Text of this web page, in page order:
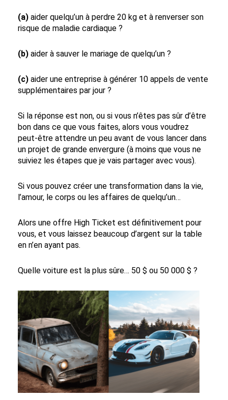
(a) aider quelqu’un à perdre 20 kg et à renverser son
risque de maladie cardiaque ?
(b) aider à sauver le mariage de quelqu’un ?
(c) aider une entreprise à générer 10 appels de vente
supplémentaires par jour ?
Si la réponse est non, ou si vous n’êtes pas sûr d’être
bon dans ce que vous faites, alors vous voudrez
peut-être attendre un peu avant de vous lancer dans
un projet de grande envergure (à moins que vous ne
suiviez les étapes que je vais partager avec vous).
Si vous pouvez créer une transformation dans la vie,
l’amour, le corps ou les affaires de quelqu’un…
Alors une offre High Ticket est définitivement pour
vous, et vous laissez beaucoup d’argent sur la table
en n’en ayant pas.
Quelle voiture est la plus sûre… 50 $ ou 50 000 $ ?